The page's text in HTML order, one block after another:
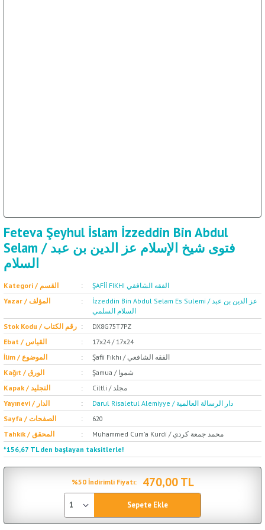
Feteva Şeyhul İslam İzzeddin Bin Abdul
Selam / فتوى شيخ الإسلام عز الدين بن عبد
السلام
Kategori / القسم
ŞAFİİ FIKHI الفقه الشافقي
Yazar / المؤلف
İzzeddin Bin Abdul Selam Es Sulemi / عز الدين بن عبد
السلام السلمي
Stok Kodu / رقم الكتاب
DX8G75T7PZ
Ebat / القياس
17x24 / 17x24
İlim / الموضوع
Şafii Fıkhı / الفقه الشافعي
Kağıt / الورق
Şamua / شموا
Kapak / التجليد
Ciltli / مجلد
Yayınevi / الدار
Darul Risaletul Alemiyye / دار الرسالة العالمية
Sayfa / الصفحات
620
Tahkik / المحقق
Muhammed Cum'a Kurdi / محمد جمعة كردي
*156,67 TL den başlayan taksitlerle!
%50 İndirimli Fiyatı: 470,00 TL
Sepete Ekle